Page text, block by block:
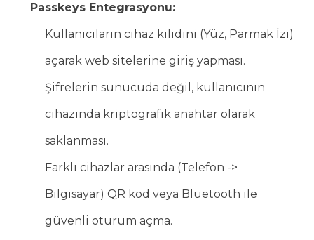
Passkeys Entegrasyonu:
Kullanıcıların cihaz kilidini (Yüz, Parmak İzi)
açarak web sitelerine giriş yapması.
Şifrelerin sunucuda değil, kullanıcının
cihazında kriptografik anahtar olarak
saklanması.
Farklı cihazlar arasında (Telefon ->
Bilgisayar) QR kod veya Bluetooth ile
güvenli oturum açma.